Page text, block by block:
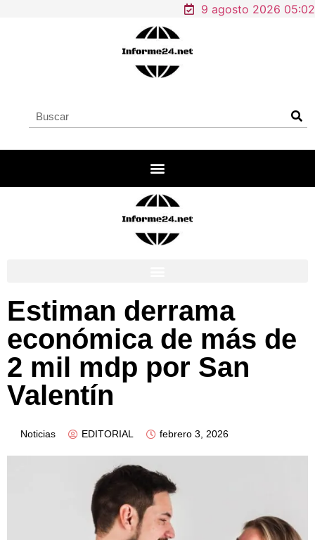
9 agosto 2026 05:02
Estiman derrama
económica de más de
2 mil mdp por San
Valentín
Noticias EDITORIAL febrero 3, 2026